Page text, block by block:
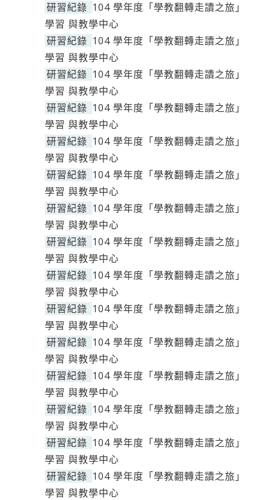
研習紀錄 104 學年度「學教翻轉走讀之旅」
學習 與教學中心
研習紀錄 104 學年度「學教翻轉走讀之旅」
學習 與教學中心
研習紀錄 104 學年度「學教翻轉走讀之旅」
學習 與教學中心
研習紀錄 104 學年度「學教翻轉走讀之旅」
學習 與教學中心
研習紀錄 104 學年度「學教翻轉走讀之旅」
學習 與教學中心
研習紀錄 104 學年度「學教翻轉走讀之旅」
學習 與教學中心
研習紀錄 104 學年度「學教翻轉走讀之旅」
學習 與教學中心
研習紀錄 104 學年度「學教翻轉走讀之旅」
學習 與教學中心
研習紀錄 104 學年度「學教翻轉走讀之旅」
學習 與教學中心
研習紀錄 104 學年度「學教翻轉走讀之旅」
學習 與教學中心
研習紀錄 104 學年度「學教翻轉走讀之旅」
學習 與教學中心
研習紀錄 104 學年度「學教翻轉走讀之旅」
學習 與教學中心
研習紀錄 104 學年度「學教翻轉走讀之旅」
學習 與教學中心
研習紀錄 104 學年度「學教翻轉走讀之旅」
學習 與教學中心
研習紀錄 104 學年度「學教翻轉走讀之旅」
學習 與教學中心